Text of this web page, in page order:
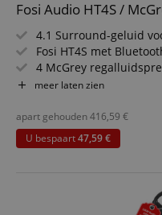
Fosi Audio HT4S /
4.1 Surround-geluid
Fosi HT4S met
4 McGrey
Edifier actieve
25 m OFC-
Zwart HiFi-set voor
meer laten zien
apart gehouden416,59 €
U bespaart47,59 €